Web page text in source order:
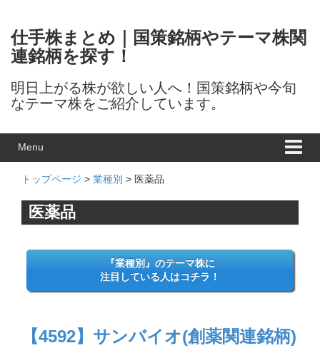
仕手株まとめ｜国策銘柄やテーマ株関
連銘柄を探す！
明日上がる株が欲しい人へ！国策銘柄や今旬
なテーマ株をご紹介しています。
Menu
トップページ > 業種別 > 医薬品
医薬品
『業種別』のテーマ株に
注目している人はコチラ！
【4592】サンバイオ(創薬関連銘柄)